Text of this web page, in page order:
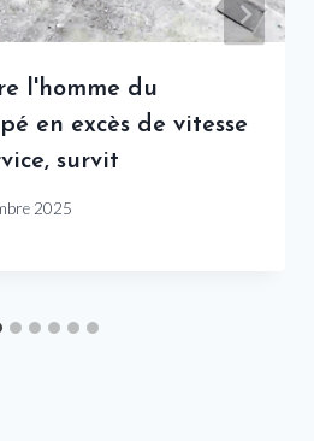
l'homme du
en excès de vitesse
survit
2025